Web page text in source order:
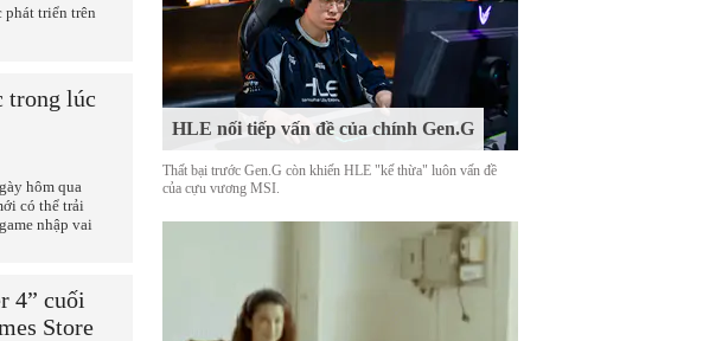
triển trên
trong lúc
hôm qua
có thể trải
nhập vai
4” cuối
Store
HLE nối tiếp vấn đề của chính Gen.G
Thất bại trước Gen.G còn khiến HLE "kế thừa" luôn vấn đề
của cựu vương MSI.